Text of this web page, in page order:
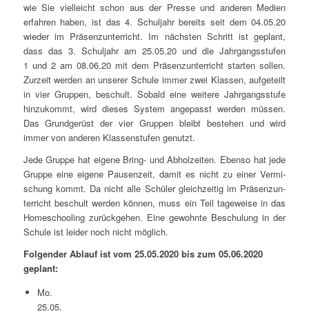
wie Sie viel­leicht schon aus der Pres­se und ande­ren Medi­en
erfah­ren haben, ist das 4. Schul­jahr bereits seit dem 04.05.20
wie­der im Prä­senz­un­ter­richt. Im nächs­ten Schritt ist geplant,
dass das 3. Schul­jahr am 25.05.20 und die Jahr­gangs­stu­fen
1 und 2 am 08.06.20 mit dem Prä­senz­un­ter­richt star­ten sol­len.
Zur­zeit wer­den an unse­rer Schu­le immer zwei Klas­sen, auf­ge­teilt
in vier Grup­pen, beschult. Sobald eine wei­te­re Jahr­gangs­stu­fe
hin­zu­kommt, wird die­ses Sys­tem ange­passt wer­den müs­sen.
Das Grund­ge­rüst der vier Grup­pen bleibt bestehen und wird
immer von ande­ren Klas­sen­stu­fen genutzt.
Jede Grup­pe hat eige­ne Bring- und Abhol­zei­ten. Eben­so hat jede
Grup­pe eine eige­ne Pau­sen­zeit, damit es nicht zu einer Ver­mi­
schung kommt. Da nicht alle Schü­ler gleich­zei­tig im Prä­senz­un­
ter­richt beschult wer­den kön­nen, muss ein Teil tage­wei­se in das
Home­schoo­ling zurück­ge­hen. Eine gewohn­te Beschu­lung in der
Schu­le ist lei­der noch nicht möglich.
Fol­gen­der Ablauf ist vom 25.05.2020 bis zum 05.06.2020
geplant:
Mo.
25.05.